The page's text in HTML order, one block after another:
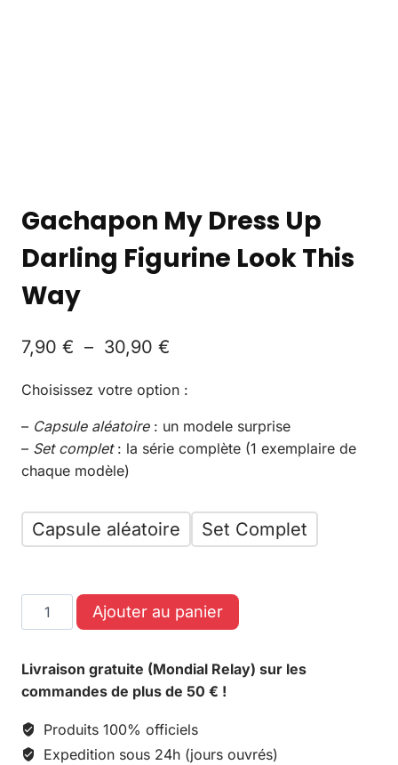
Gachapon My Dress Up
Darling Figurine Look This
Way
7,90 € – 30,90 €
Choisissez votre option :
– Capsule aléatoire: un modele surprise
– Set complet: la série complète (1 exemplaire de
chaque modèle)
Capsule aléatoire Set Complet
Ajouter au panier
Livraison gratuite (Mondial Relay) sur les
commandes de plus de 50 € !
Produits 100% officiels
Expedition sous 24h (jours ouvrés)